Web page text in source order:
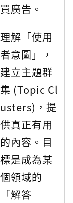
買廣告。
理解「使用
者意圖」，
建立主題群
集 (Topic Cl
usters)，提
供真正有用
的內容。目
標是成為某
個領域的
「解答